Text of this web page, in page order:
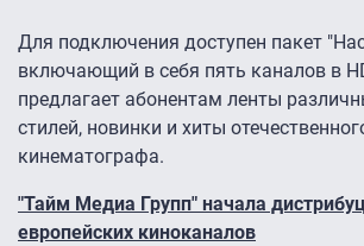
Для подключения доступен пакет
включающий в себя пять каналов в
предлагает абонентам ленты
стилей, новинки и хиты
кинематографа.
"Тайм Медиа Групп" начала
европейских киноканалов